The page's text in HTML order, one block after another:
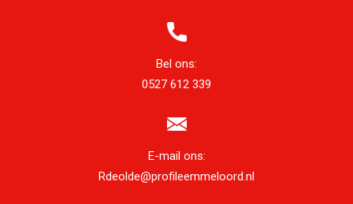
Bel ons:
0527 612 339
E-mail ons:
Rdeolde@profileemmeloord.nl